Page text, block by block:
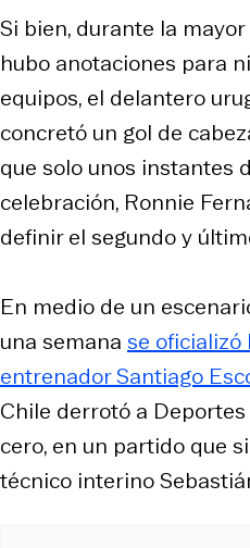
Si bien, durante la
hubo anotaciones para
equipos, el delantero
concretó un gol de
que solo unos instantes
celebración, Ronnie
definir el segundo y
En medio de un
una semana se oficializó
entrenador Santiago
Chile derrotó a
cero, en un partido que
técnico interino